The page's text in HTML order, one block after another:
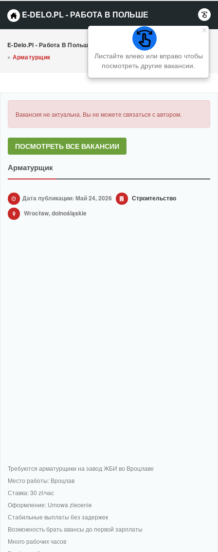
E-DELO.PL - РАБОТА В ПОЛЬШЕ
Листайте влево или вправо чтобы
посмотреть другие вакансии.
E-Delo.pl - Работа В Польше Вакансии
Строительство
» Арматурщик
Вакансия не актуальна. Вы не можете связаться с автором.
ПОСМОТРЕТЬ ВСЕ ВАКАНСИИ
Арматурщик
Дата публикации: Май 24, 2026
Строительство
Wrocław, dolnośląskie
Требуются арматурщики на завод ЖБИ во Вроцлаве
Место работы: Вроцлав
Ставка: 30 zł/час
Оформление: Umowa zlecenie
Стабильные выплаты без задержек
Возможность брать авансы до первой зарплаты
Много рабочих часов